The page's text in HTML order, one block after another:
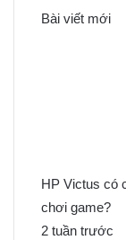
Bài viết mới
HP Victus có
chơi game?
2 tuần trước